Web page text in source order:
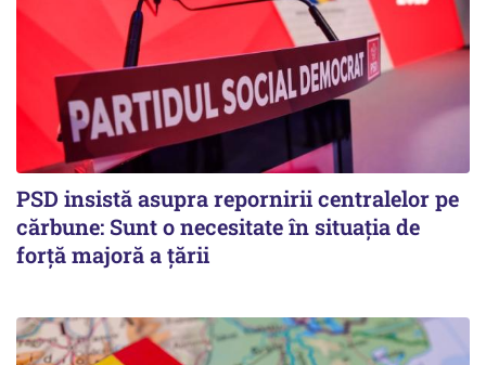
PSD insistă asupra repornirii centralelor pe
cărbune: Sunt o necesitate în situația de
forță majoră a țării